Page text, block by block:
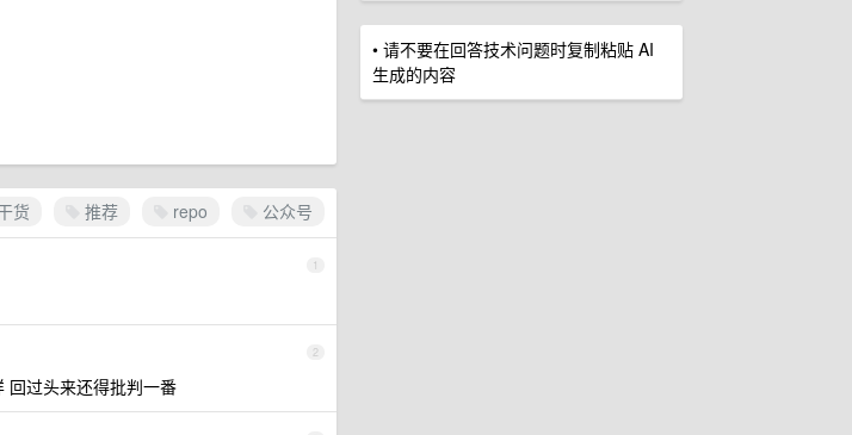
• 请不要在回答技术问题时复制粘贴 AI
生成的内容
货 推荐 repo 公众号
1
2
回过头来还得批判一番